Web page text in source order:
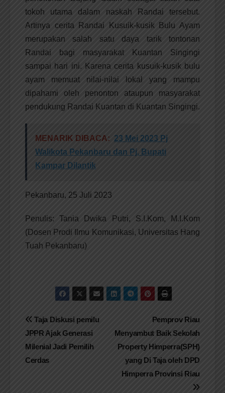
tokoh utama dalam naskah Randai tersebut.
Artinya cerita Randai Kusuik-kusik Bulu Ayam
merupakan salah satu daya tarik tontonan
Randai bagi masyarakat Kuantan Singingi
sampai hari ini. Karena cerita kusuik-kusik bulu
ayam memuat nilai-nilai lokal yang mampu
dipahami oleh penonton ataupun masyarakat
pendukung Randai Kuantan di Kuantan Singingi.
MENARIK DIBACA: 23 Mei 2023 Pj
Walikota Pekanbaru dan Pj. Bupati
Kampar Dilantik
Pekanbaru, 25 Juli 2023
Penulis: Tania Dwika Putri, S.I.Kom, M.I.Kom
(Dosen Prodi Ilmu Komunikasi, Universitas Hang
Tuah Pekanbaru)
Navigasi
pos
Pemprov Riau
Menyambut Baik Sekolah
Property Himperra(SPH)
yang Di Taja oleh DPD
Himperra Provinsi Riau
Taja Diskusi pemilu
JPPR Ajak Generasi
Milenial Jadi Pemilih
Cerdas